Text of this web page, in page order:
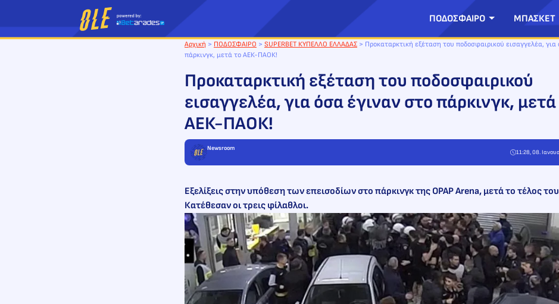
περιεχόμενο
ΠΟΔΟΣΦΑΙΡΟ ΜΠΑΣΚΕΤ
Αρχική > ΠΟΔΟΣΦΑΙΡΟ > SUPERBET ΚΥΠΕΛΛΟ ΕΛΛΑΔΑΣ > Προκαταρκτική εξέταση του ποδοσφαιρικού εισαγγελέα, για
πάρκινγκ, μετά το ΑΕΚ-ΠΑΟΚ!
Προκαταρκτική εξέταση του ποδοσφαιρικού
εισαγγελέα, για όσα έγιναν στο πάρκινγκ,
ΑΕΚ-ΠΑΟΚ!
Newsroom
11:28, 08.
Εξελίξεις στην υπόθεση των επεισοδίων στο πάρκινγκ της OPAP Arena, μετά το τέλος
Κατέθεσαν οι τρεις φίλαθλοι.